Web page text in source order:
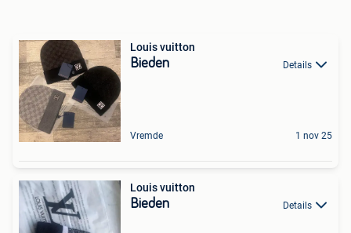
Louis vuitton
Bieden Details
Vremde 1 nov 25
Louis vuitton
Bieden Details